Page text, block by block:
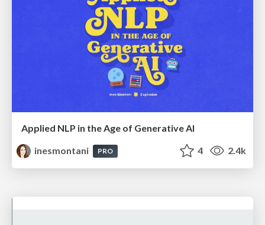
Applied NLP in the Age of Generative AI
inesmontani
PRO 4 2.4k